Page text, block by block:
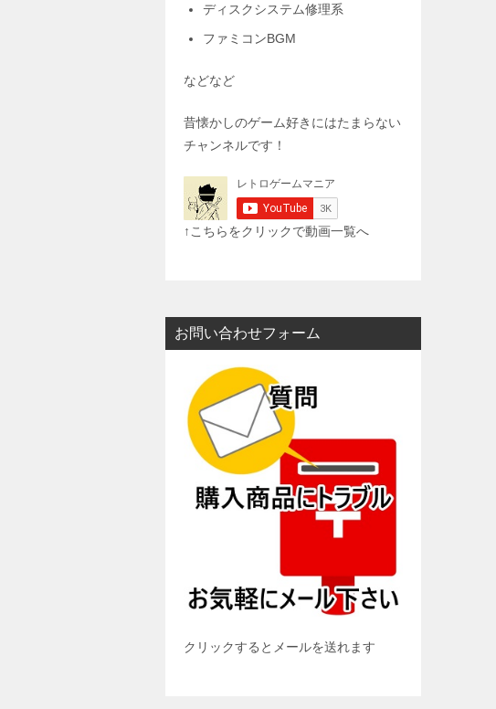
ディスクシステム修理系
ファミコンBGM
などなど
昔懐かしのゲーム好きにはたまらない
チャンネルです！
↑こちらをクリックで動画一覧へ
お問い合わせフォーム
クリックするとメールを送れます